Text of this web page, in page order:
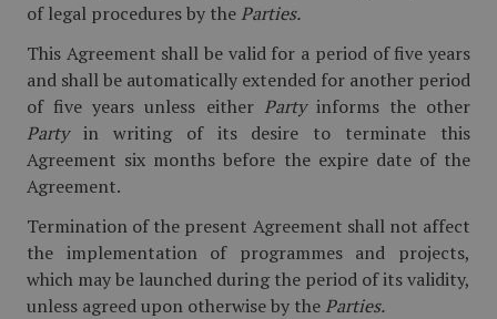
of legal procedures by theParties.
This Agreement shall be valid for a period of five years
and shall be automatically extended for another period
of five years unless either Partyinforms the other
Partyin writing of its desire to terminate this
Agreement six months before the expire date of the
Agreement.
Termination of the present Agreement shall not affect
the implementation of programmes and projects,
which may be launched during the period of its validity,
unless agreed upon otherwise by theParties.